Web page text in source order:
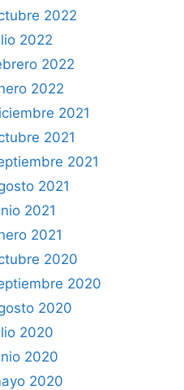
2022
2022
2022
2022
2021
2021
2021
2021
2021
2021
2020
2020
2020
2020
2020
2020